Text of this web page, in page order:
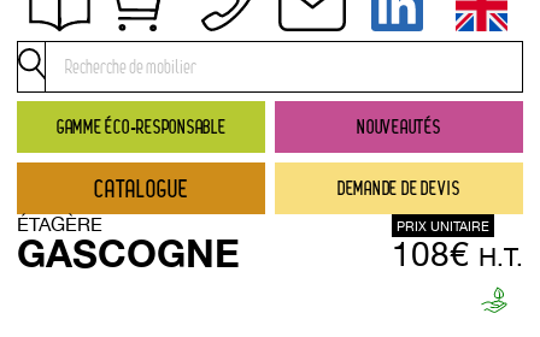
GAMME ÉCO-RESPONSABLE NOUVEAUTÉS
DEMANDE DE DEVIS
Obtenir un devis
Conditions générales de location
Conditions de règlement
Contact
Catalogue
→ Nouveautés
→ Gamme éco-responsable
CATALOGUE
ÉTAGÈRE
GASCOGNE
PRIX UNITAIRE
108€ H.T.